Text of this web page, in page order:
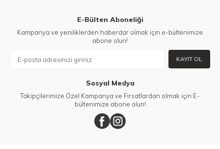
E-Bülten Aboneliği
Kampanya ve yeniliklerden haberdar olmak için e-bültenimize
abone olun!
KAYIT OL
Sosyal Medya
Takipçilerimize Özel Kampanya ve Fırsatlardan olmak için E-
bültenimize abone olun!